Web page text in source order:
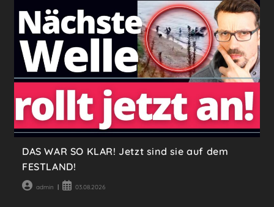
DAS WAR SO KLAR! Jetzt sind sie auf dem
FESTLAND!
Beitrags-
admin
Beitrag03.08.2026